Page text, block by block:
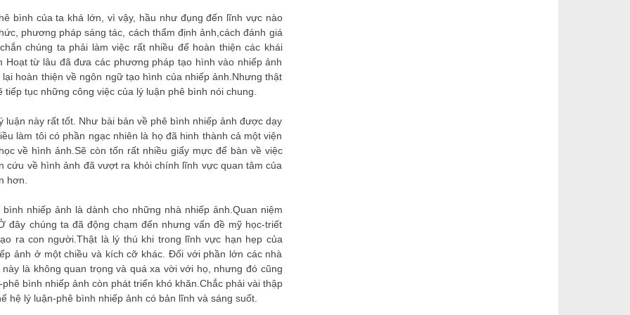
bình của ta khá lớn, vì vậy, hầu như đụng đến lĩnh vực nào
phương pháp sáng tác, cách thẩm định ảnh,cách đánh giá
chúng ta phải làm việc rất nhiều để hoàn thiện các khái
từ lâu đã đưa các phương pháp tạo hình vào nhiếp ảnh
hoàn thiện về ngôn ngữ tạo hình của nhiếp ảnh.Nhưng thật
tục những công việc của lý luận phê bình nói chung.
này rất tốt. Như bài bản về phê bình nhiếp ảnh được dạy
làm tôi có phần ngạc nhiên là họ đã hinh thành cả một viện
về hình ảnh.Sẽ còn tốn rất nhiều giấy mực để bàn về việc
cứu về hình ảnh đã vượt ra khỏi chính lĩnh vực quan tâm của
hơn.
nhiếp ảnh là dành cho những nhà nhiếp ảnh.Quan niệm
đây chúng ta đã động chạm đến nhưng vấn đề mỹ học-triết
ra con người.Thật là lý thú khi trong lĩnh vực hạn hẹp của
ảnh ở một chiều và kích cỡ khác. Đối với phần lớn các nhà
là không quan trọng và quá xa vời với họ, nhưng đó cũng
bình nhiếp ảnh còn phát triển khó khăn.Chắc phải vài thập
lý luận-phê bình nhiếp ảnh có bản lĩnh và sáng suốt.